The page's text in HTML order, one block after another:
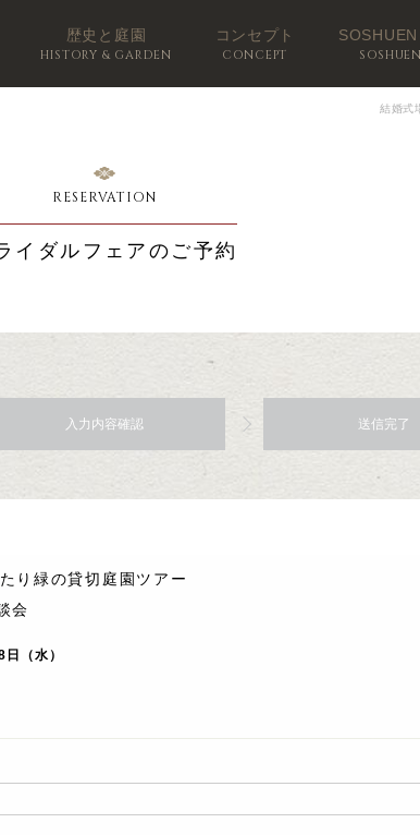
歴史と庭園
HISTORY & GARDEN
コンセプト
CONCEPT
結婚式
RESERVATION
イダルフェアのご予約
入力内容確認 送信完了
り緑の貸切庭園ツアー
会
（水）